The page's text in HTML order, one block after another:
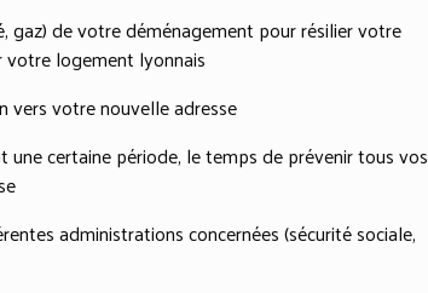
gaz) de votre déménagement pour résilier votre
logement lyonnais
vers votre nouvelle adresse
certaine période, le temps de prévenir tous vos
administrations concernées (sécurité sociale,